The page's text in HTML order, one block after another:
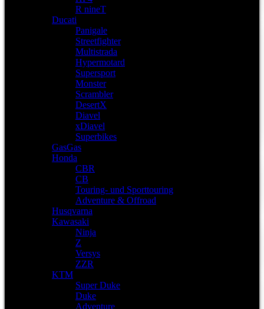
R nineT
Ducati
Panigale
Streetfighter
Multistrada
Hypermotard
Supersport
Monster
Scrambler
DesertX
Diavel
xDiavel
Superbikes
GasGas
Honda
CBR
CB
Touring- und Sporttouring
Adventure & Offroad
Husqvarna
Kawasaki
Ninja
Z
Versys
ZZR
KTM
Super Duke
Duke
Adventure